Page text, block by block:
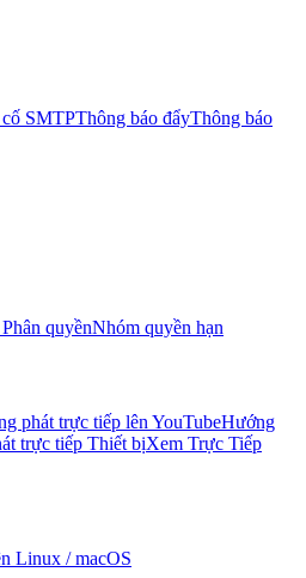
SMTPThông báo đẩyThông báo
quyềnNhóm quyền hạn
phát trực tiếp lên YouTubeHướng
trực tiếp Thiết bịXem Trực Tiếp
Linux / macOS